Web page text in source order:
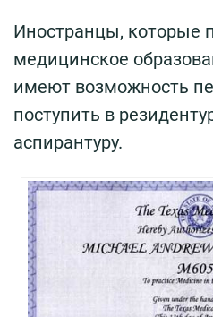
Иностранцы, которые
медицинское
имеют возможность
поступить в
аспирантуру.